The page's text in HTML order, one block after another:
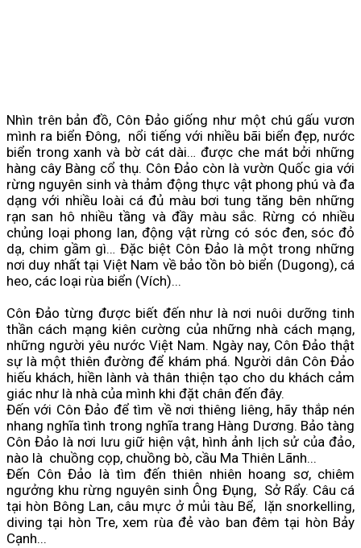
Nhìn trên bản đồ, Côn Đảo giống như một chú gấu vươn
mình ra biển Đông, nổi tiếng với nhiều bãi biển đẹp, nước
biển trong xanh và bờ cát dài… được che mát bởi những
hàng cây Bàng cổ thụ. Côn Đảo còn là vườn Quốc gia với
rừng nguyên sinh và thảm động thực vật phong phú và đa
dạng với nhiều loài cá đủ màu bơi tung tăng bên những
rạn san hô nhiều tầng và đầy màu sắc. Rừng có nhiều
chủng loại phong lan, động vật rừng có sóc đen, sóc đỏ
dạ, chim gầm gì… Đặc biệt Côn Đảo là một trong những
nơi duy nhất tại Việt Nam về bảo tồn bò biển (Dugong), cá
heo, các loại rùa biển (Vích)...
Côn Đảo từng được biết đến như là nơi nuôi dưỡng tinh
thần cách mạng kiên cường của những nhà cách mạng,
những người yêu nước Việt Nam. Ngày nay, Côn Đảo thật
sự là một thiên đường để khám phá. Người dân Côn Đảo
hiếu khách, hiền lành và thân thiện tạo cho du khách cảm
giác như là nhà của mình khi đặt chân đến đây.
Đến với Côn Đảo để tìm về nơi thiêng liêng, hãy thắp nén
nhang nghĩa tình trong nghĩa trang Hàng Dương. Bảo tàng
Côn Đảo là nơi lưu giữ hiện vật, hình ảnh lịch sử của đảo,
nào là chuồng cọp, chuồng bò, cầu Ma Thiên Lãnh...
Đến Côn Đảo là tìm đến thiên nhiên hoang sơ, chiêm
ngưởng khu rừng nguyên sinh Ông Đụng, Sở Rẩy. Câu cá
tại hòn Bông Lan, câu mực ở mủi tàu Bể, lặn snorkelling,
diving tại hòn Tre, xem rùa đẻ vào ban đêm tại hòn Bảy
Cạnh...